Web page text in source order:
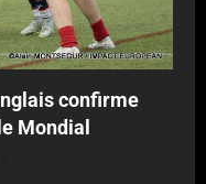
confirme
Mondial